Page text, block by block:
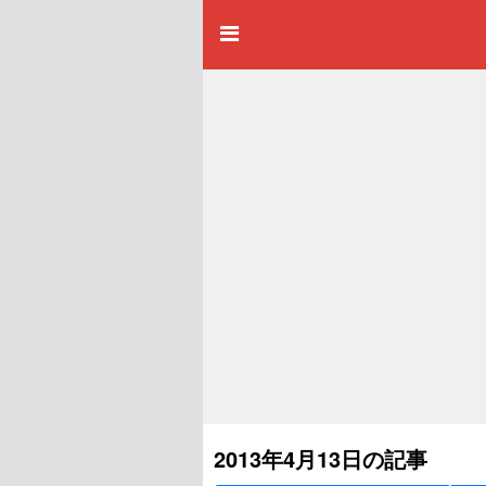
2013年4月13日の記事